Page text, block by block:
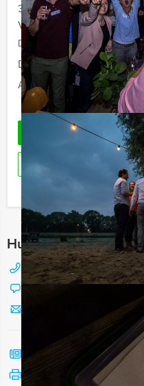
30 - 39 personen
Vanaf 40 personen
De prijzen zijn exclusief BTW
Duur:
4 uur
Aantal:
Minimaal 12
Ik heb een
Hulp nodig bij het
088 428 81 17
Chat met Jeroen
Stuur ons een mailtje
Bel mij terug
Bekijk printbare versie